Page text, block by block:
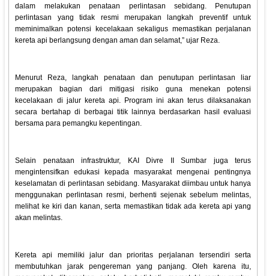
dalam melakukan penataan perlintasan sebidang. Penutupan
perlintasan yang tidak resmi merupakan langkah preventif untuk
meminimalkan potensi kecelakaan sekaligus memastikan perjalanan
kereta api berlangsung dengan aman dan selamat,” ujar Reza.
Menurut Reza, langkah penataan dan penutupan perlintasan liar
merupakan bagian dari mitigasi risiko guna menekan potensi
kecelakaan di jalur kereta api. Program ini akan terus dilaksanakan
secara bertahap di berbagai titik lainnya berdasarkan hasil evaluasi
bersama para pemangku kepentingan.
Selain penataan infrastruktur, KAI Divre II Sumbar juga terus
mengintensifkan edukasi kepada masyarakat mengenai pentingnya
keselamatan di perlintasan sebidang. Masyarakat diimbau untuk hanya
menggunakan perlintasan resmi, berhenti sejenak sebelum melintas,
melihat ke kiri dan kanan, serta memastikan tidak ada kereta api yang
akan melintas.
Kereta api memiliki jalur dan prioritas perjalanan tersendiri serta
membutuhkan jarak pengereman yang panjang. Oleh karena itu,